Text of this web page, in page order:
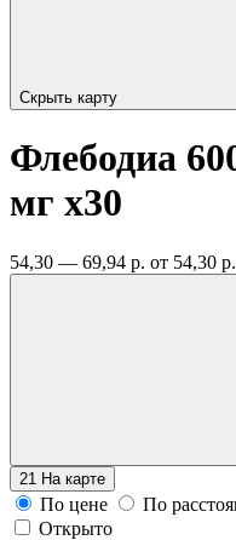
Скрыть карту
Флебодиа
мг x30
54,30 — 69,94 р. от 54,30 р.
21 На карте
По цене
По
Открыто